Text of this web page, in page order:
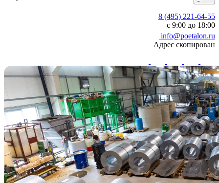
8 (495) 221-64-55
с 9:00 до 18:00
info@poetalon.ru
Адрес скопирован